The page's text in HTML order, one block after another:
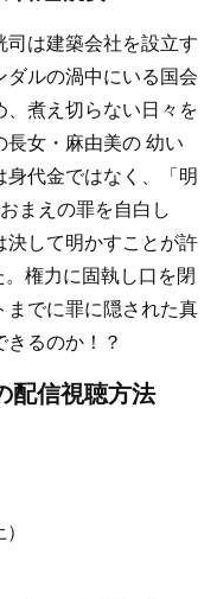
は建築会社を設立す
ルの渦中にいる国会
煮え切らない日々を
女・麻由美の 幼い
代金ではなく、「明
まえの罪を自白し
して明かすことが許
権力に固執し口を閉
までに罪に隠された真
るのか！？
配信視聴方法